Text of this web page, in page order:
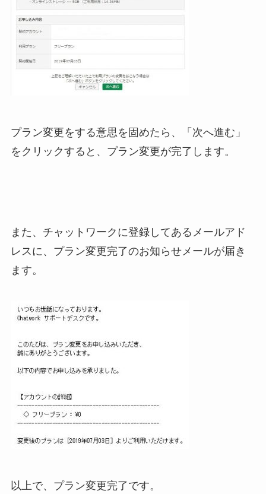
プラン変更をする意思を固めたら、「次へ進む」
をクリックすると、プラン変更が完了します。
また、チャットワークに登録してあるメールアド
レスに、プラン変更完了のお知らせメールが届き
ます。
以上で、プラン変更完了です。